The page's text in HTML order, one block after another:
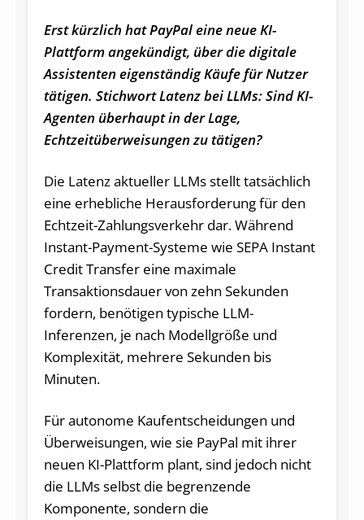
Erst kürzlich hat PayPal eine neue KI-
Plattform angekündigt, über die digitale
Assistenten eigenständig Käufe für Nutzer
tätigen. Stichwort Latenz bei LLMs: Sind KI-
Agenten überhaupt in der Lage,
Echtzeitüberweisungen zu tätigen?
Die Latenz aktueller LLMs stellt tatsächlich
eine erhebliche Herausforderung für den
Echtzeit-Zahlungsverkehr dar. Während
Instant-Payment-Systeme wie SEPA Instant
Credit Transfer eine maximale
Transaktionsdauer von zehn Sekunden
fordern, benötigen typische LLM-
Inferenzen, je nach Modellgröße und
Komplexität, mehrere Sekunden bis
Minuten.
Für autonome Kaufentscheidungen und
Überweisungen, wie sie PayPal mit ihrer
neuen KI-Plattform plant, sind jedoch nicht
die LLMs selbst die begrenzende
Komponente, sondern die